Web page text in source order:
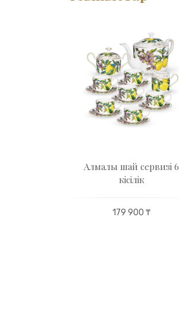
Алмалы шай сервизі 6
кісілік
179 900 ₸